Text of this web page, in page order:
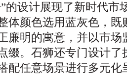
设计展现了新时代市
体颜色选用蓝灰色，既
廉明的寓意，并以市场
缀。石狮还专门设计了
配任意场景进行多元化